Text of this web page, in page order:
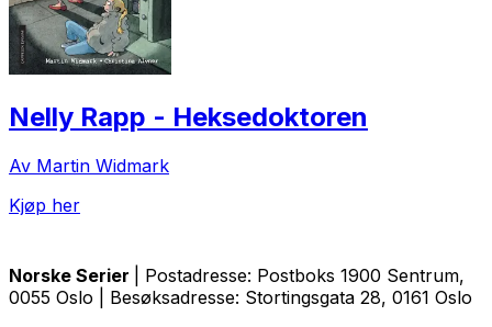
Nelly Rapp - Heksedoktoren
Av Martin Widmark
Kjøp her
Norske Serier
| Postadresse: Postboks 1900 Sentrum,
0055 Oslo | Besøksadresse: Stortingsgata 28, 0161 Oslo